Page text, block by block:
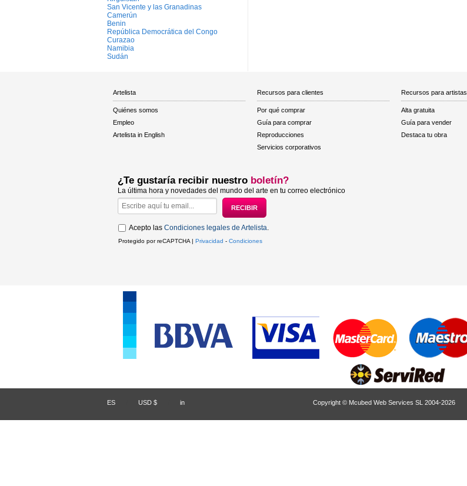
San Vicente y las Granadinas
Camerún
Benin
República Democrática del Congo
Curazao
Namibia
Sudán
Artelista
Quiénes somos
Empleo
Artelista in English
Recursos para clientes
Por qué comprar
Guía para comprar
Reproducciones
Servicios corporativos
Recursos para artistas
Alta gratuita
Guía para vender
Destaca tu obra
¿Te gustaría recibir nuestro boletín?
La última hora y novedades del mundo del arte en tu correo electrónico
Acepto las Condiciones legales de Artelista.
Protegido por reCAPTCHA | Privacidad - Condiciones
ES USD $ in Copyright © Mcubed Web Services SL 2004-2026